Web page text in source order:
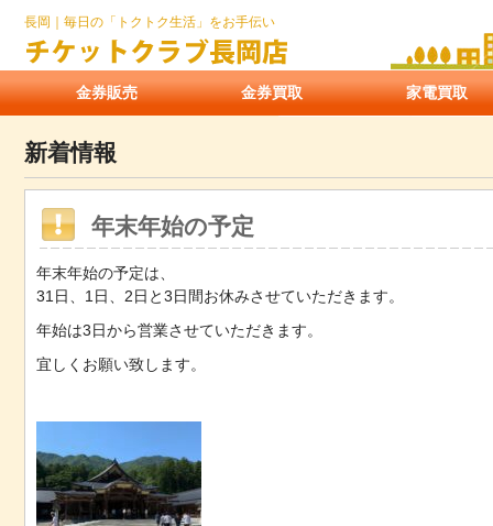
長岡｜毎日の「トクトク生活」をお手伝い
金券販売 金券買取 家電買取
新着情報
年末年始の予定
年末年始の予定は、
31日、1日、2日と3日間お休みさせていただきます。
年始は3日から営業させていただきます。
宜しくお願い致します。